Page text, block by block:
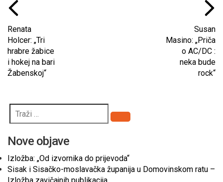
Renata
Holcer: „Tri
hrabre žabice
i hokej na bari
Žabenskoj“
Susan
Masino: „Priča
o AC/DC :
neka bude
rock“
Pretraži
Nove objave
Izložba: „Od izvornika do prijevoda“
Sisak i Sisačko-moslavačka županija u Domovinskom ratu –